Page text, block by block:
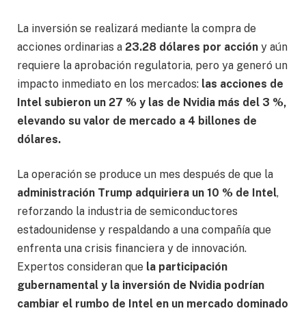
La inversión se realizará mediante la compra de
acciones ordinarias a 23.28 dólares por acción y aún
requiere la aprobación regulatoria, pero ya generó un
impacto inmediato en los mercados: las acciones de
Intel subieron un 27 % y las de Nvidia más del 3 %,
elevando su valor de mercado a 4 billones de
dólares.
La operación se produce un mes después de que la
administración Trump adquiriera un 10 % de Intel,
reforzando la industria de semiconductores
estadounidense y respaldando a una compañía que
enfrenta una crisis financiera y de innovación.
Expertos consideran que la participación
gubernamental y la inversión de Nvidia podrían
cambiar el rumbo de Intel en un mercado dominado